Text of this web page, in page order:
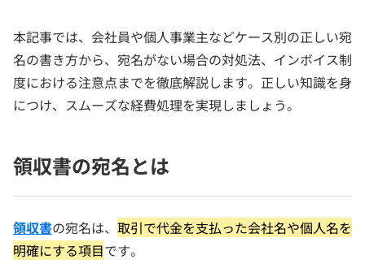
本記事では、会社員や個人事業主などケース別の正しい宛
名の書き方から、宛名がない場合の対処法、インボイス制
度における注意点までを徹底解説します。正しい知識を身
につけ、スムーズな経費処理を実現しましょう。
領収書の宛名とは
領収書の宛名は、 取引で代金を支払った会社名や個人名を
明確にする項目です。